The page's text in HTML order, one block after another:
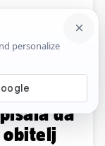
Komentari
da
obitelj